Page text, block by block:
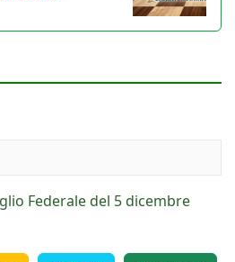
Federale del 5 dicembre